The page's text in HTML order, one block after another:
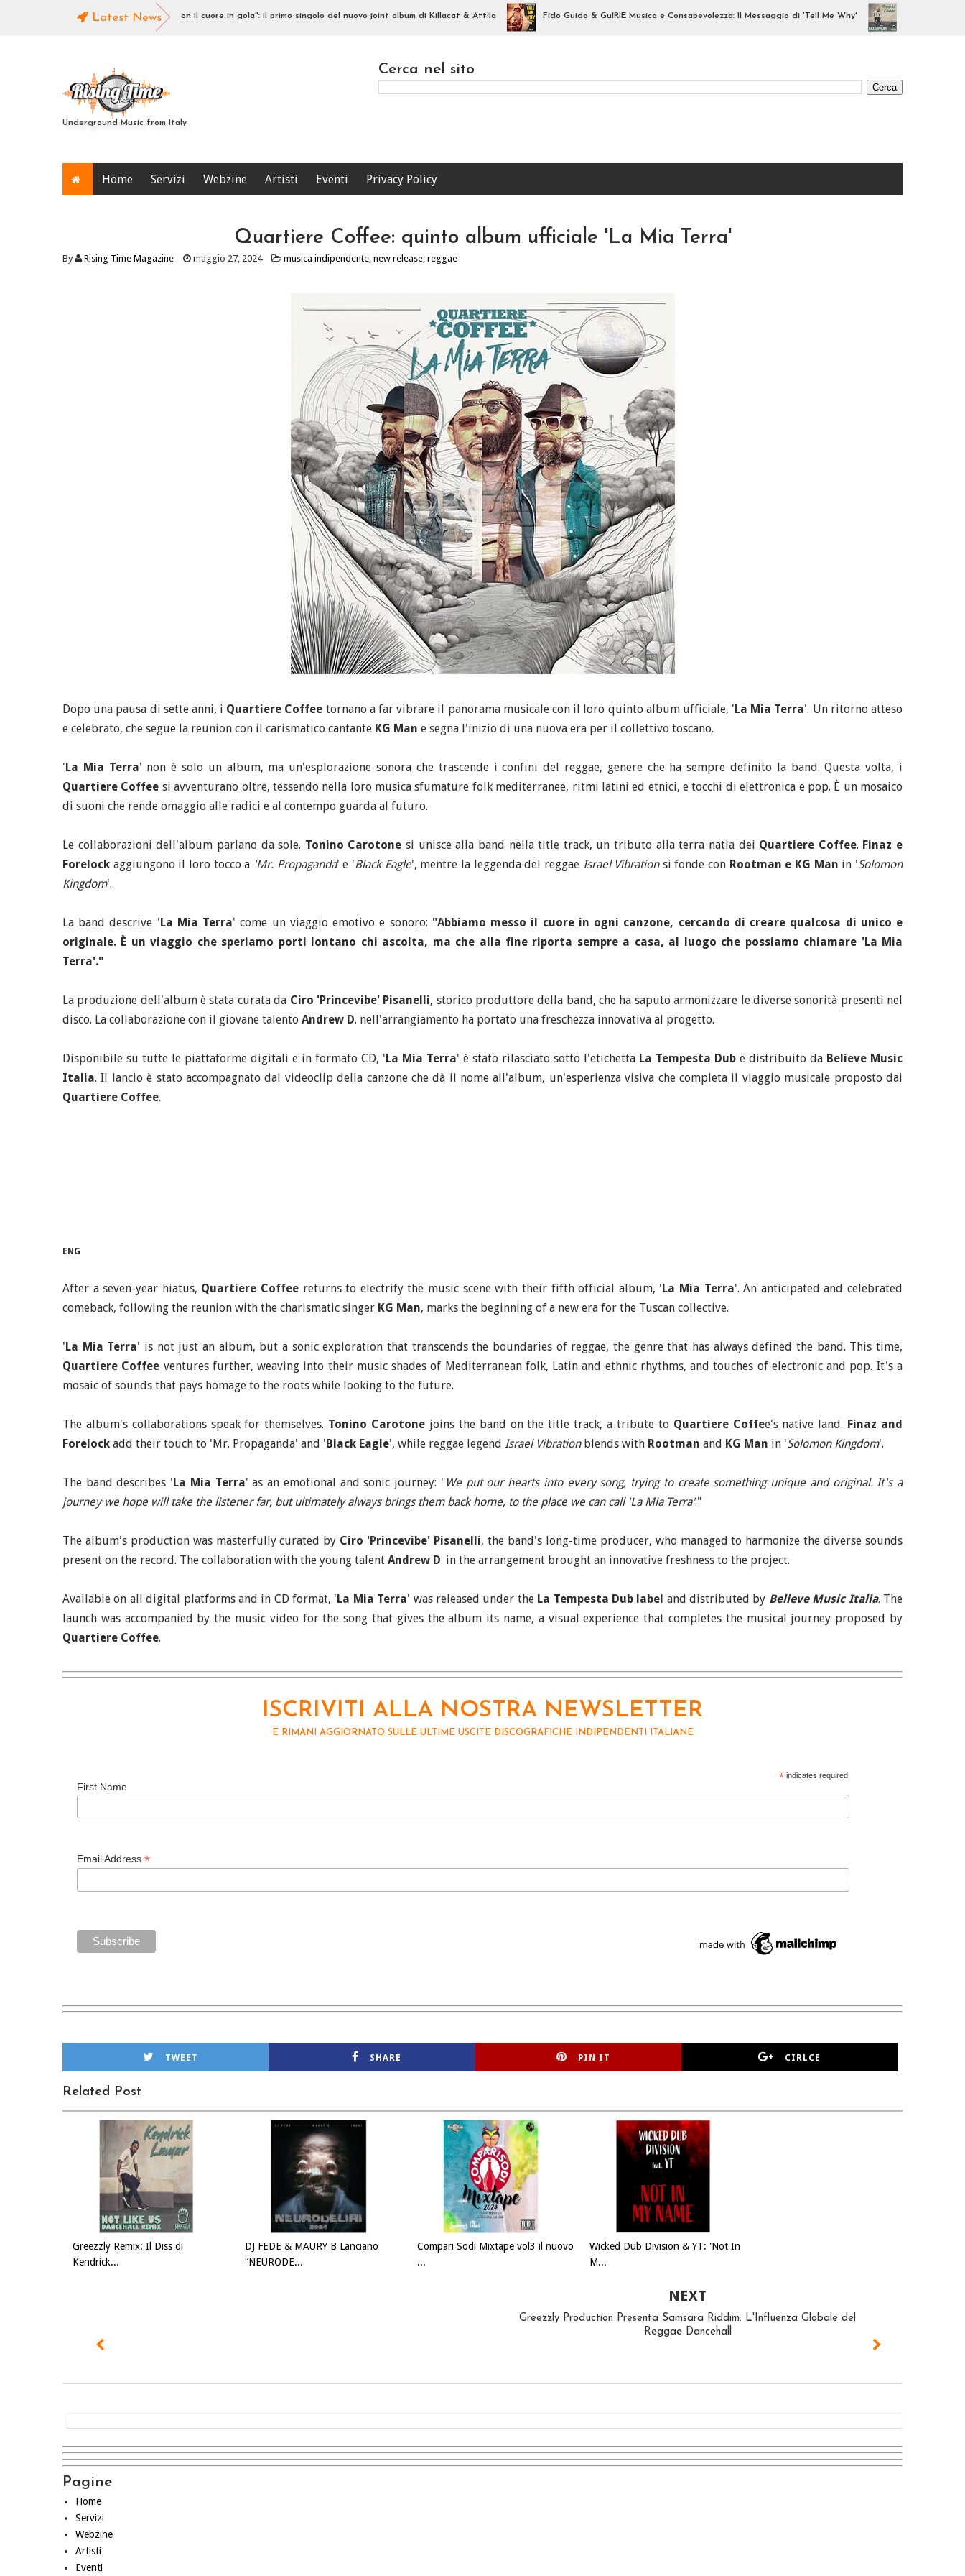
Latest News
singolo rub-a-dub Con il cuore in gola": il primo singolo del nuovo joint album di Killacat & Attila Fido Guido & GuIRIE Musica e Consapevolezza: Il Messaggio di 'Tell Me Why' Greezzly Remix: Il
Underground Music from Italy
Cerca nel sito
Home Servizi Webzine Artisti Eventi Privacy Policy
Quartiere Coffee: quinto album ufficiale 'La Mia Terra'
By Rising Time Magazine maggio 27, 2024 musica indipendente, new release, reggae
Dopo una pausa di sette anni, i Quartiere Coffee tornano a far vibrare il panorama musicale con il loro quinto album ufficiale, 'La Mia Terra'. Un ritorno atteso
e celebrato, che segue la reunion con il carismatico cantante KG Man e segna l'inizio di una nuova era per il collettivo toscano.
'La Mia Terra' non è solo un album, ma un'esplorazione sonora che trascende i confini del reggae, genere che ha sempre definito la band. Questa volta, i
Quartiere Coffee si avventurano oltre, tessendo nella loro musica sfumature folk mediterranee, ritmi latini ed etnici, e tocchi di elettronica e pop. È un mosaico
di suoni che rende omaggio alle radici e al contempo guarda al futuro.
Le collaborazioni dell'album parlano da sole. Tonino Carotone si unisce alla band nella title track, un tributo alla terra natia dei Quartiere Coffee. Finaz e
Forelock aggiungono il loro tocco a 'Mr. Propaganda' e 'Black Eagle', mentre la leggenda del reggae Israel Vibrationsi fonde con Rootman e KG Man in 'Solomon
Kingdom'.
La band descrive 'La Mia Terra' come un viaggio emotivo e sonoro: "Abbiamo messo il cuore in ogni canzone, cercando di creare qualcosa di unico e
originale. È un viaggio che speriamo porti lontano chi ascolta, ma che alla fine riporta sempre a casa, al luogo che possiamo chiamare 'La Mia
Terra'."
La produzione dell'album è stata curata da Ciro 'Princevibe' Pisanelli, storico produttore della band, che ha saputo armonizzare le diverse sonorità presenti nel
disco. La collaborazione con il giovane talento Andrew D. nell'arrangiamento ha portato una freschezza innovativa al progetto.
Disponibile su tutte le piattaforme digitali e in formato CD, 'La Mia Terra' è stato rilasciato sotto l'etichetta La Tempesta Dub e distribuito da Believe Music
Italia. Il lancio è stato accompagnato dal videoclip della canzone che dà il nome all'album, un'esperienza visiva che completa il viaggio musicale proposto dai
Quartiere Coffee.
ENG
After a seven-year hiatus, Quartiere Coffee returns to electrify the music scene with their fifth official album, 'La Mia Terra'. An anticipated and celebrated
comeback, following the reunion with the charismatic singer KG Man, marks the beginning of a new era for the Tuscan collective.
'La Mia Terra' is not just an album, but a sonic exploration that transcends the boundaries of reggae, the genre that has always defined the band. This time,
Quartiere Coffee ventures further, weaving into their music shades of Mediterranean folk, Latin and ethnic rhythms, and touches of electronic and pop. It's a
mosaic of sounds that pays homage to the roots while looking to the future.
The album's collaborations speak for themselves. Tonino Carotone joins the band on the title track, a tribute to Quartiere Coffee's native land. Finaz and
Forelock add their touch to 'Mr. Propaganda' and 'Black Eagle', while reggae legend Israel Vibrationblends with Rootman and KG Man in 'Solomon Kingdom'.
The band describes 'La Mia Terra' as an emotional and sonic journey: "We put our hearts into every song, trying to create something unique and original. It's a
journey we hope will take the listener far, but ultimately always brings them back home, to the place we can call 'La Mia Terra'."
The album's production was masterfully curated by Ciro 'Princevibe' Pisanelli, the band's long-time producer, who managed to harmonize the diverse sounds
present on the record. The collaboration with the young talent Andrew D. in the arrangement brought an innovative freshness to the project.
Available on all digital platforms and in CD format, 'La Mia Terra' was released under theLa Tempesta Dub label and distributed by Believe Music Italia. The
launch was accompanied by the music video for the song that gives the album its name, a visual experience that completes the musical journey proposed by
Quartiere Coffee.
ISCRIVITI ALLA NOSTRA NEWSLETTER
E RIMANI AGGIORNATO SULLE ULTIME USCITE DISCOGRAFICHE INDIPENDENTI ITALIANE
*indicates required
First Name
Email Address *
TWEET SHARE PIN IT CIRLCE
Related Post
Greezzly Remix: Il Diss di
Kendrick...
DJ FEDE & MAURY B Lanciano
“NEURODE...
Compari Sodi Mixtape vol3 il nuovo
...
Wicked Dub Division & YT: 'Not In
M...
NEXT
Greezzly Production Presenta Samsara Riddim: L'Influenza Globale del
Reggae Dancehall
Pagine
Home
Servizi
Webzine
Artisti
Eventi